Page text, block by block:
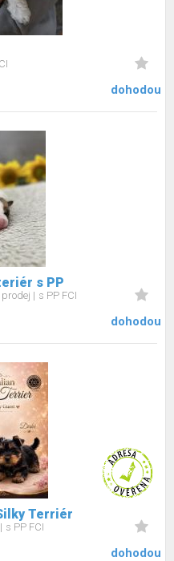
dohodou
s PP
s PP FCI
dohodou
Terriér
s PP FCI
dohodou